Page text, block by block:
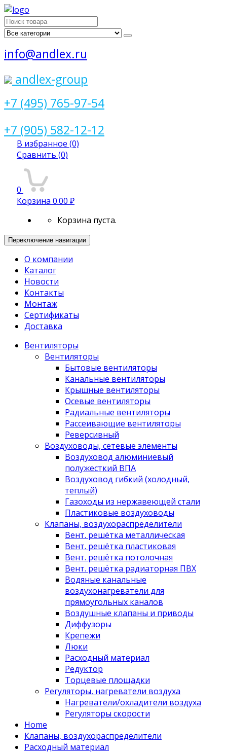
Поиск
для:
info@andlex.ru
andlex-group
+7 (495) 765-97-54
+7 (905) 582-12-12
В избранное (0)
Сравнить (0)
0
Корзина 0.00 ₽
Корзина пуста.
Переключение навигации
О компании
Каталог
Новости
Контакты
Монтаж
Сертификаты
Доставка
Вентиляторы
Вентиляторы
Бытовые вентиляторы
Канальные вентиляторы
Крышные вентиляторы
Осевые вентиляторы
Радиальные вентиляторы
Рассеивающие вентиляторы
Реверсивный
Воздуховоды, сетевые элементы
Воздуховод алюминиевый
полужесткий ВПА
Воздуховод гибкий (холодный,
теплый)
Газоходы из нержавеющей стали
Пластиковые воздуховоды
Клапаны, воздухораспределители
Вент. решётка металлическая
Вент. решётка пластиковая
Вент. решётка потолочная
Вент. решётка радиаторная ПВХ
Водяные канальные
воздухонагреватели для
прямоугольных каналов
Воздушные клапаны и приводы
Диффузоры
Крепежи
Люки
Расходный материал
Редуктор
Торцевые площадки
Регуляторы, нагреватели воздуха
Нагреватели/охладители воздуха
Регуляторы скорости
Home
Клапаны, воздухораспределители
Расходный материал